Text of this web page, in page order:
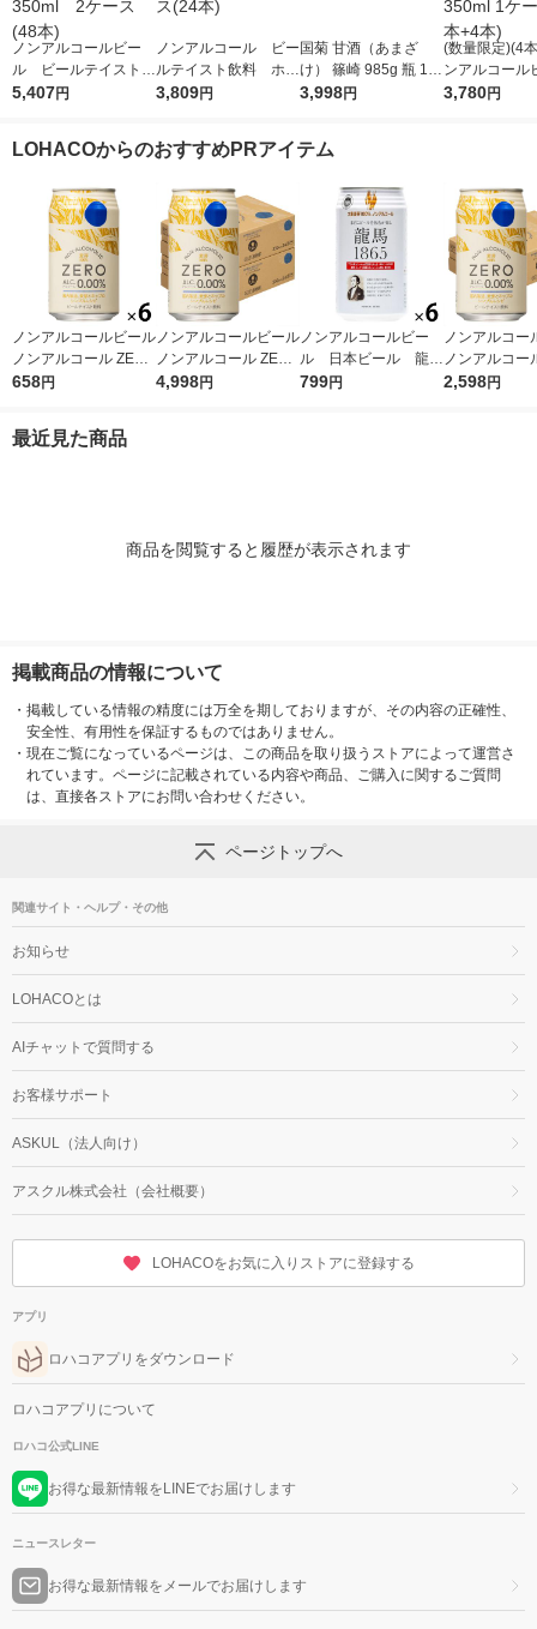
ノンアルコールビー
ル ビールテイスト飲
料 アサヒ ドライゼ
5,407円
ノンアルコール ビー
ルテイスト飲料 ホッ
ピー 330ml 1ケー
3,809円
国菊 甘酒（あまざ
け） 篠崎 985g 瓶 1箱
（6本）
3,998円
(数量限定)(4
ンアルコール
本格醸造 ラガ
3,780円
LOHACOからのおすすめPRアイテム
ノンアルコールビール
ノンアルコール ZERO
350ml 1セット(6本)
コ限定】 オリジナル
658円
ノンアルコールビール
ノンアルコール ZERO
缶 350ml 2ケース（4
4,998円
ノンアルコールビー
ル 日本ビール 龍馬
1865 350ml 1パッ
799円
ノンアルコー
ノンアルコー
缶 350ml 1ケ
2,598円
最近見た商品
商品を閲覧すると履歴が表示されます
掲載商品の情報について
・ 掲載している情報の精度には万全を期しておりますが、その内容の正確性、
安全性、有用性を保証するものではありません。
・ 現在ご覧になっているページは、この商品を取り扱うストアによって運営さ
れています。ページに記載されている内容や商品、ご購入に関するご質問
は、直接各ストアにお問い合わせください。
ページトップへ
関連サイト・ヘルプ・その他
お知らせ
LOHACOとは
AIチャットで質問する
お客様サポート
ASKUL（法人向け）
アスクル株式会社（会社概要）
LOHACOをお気に入りストアに登録する
アプリ
ロハコアプリをダウンロード
ロハコアプリについて
ロハコ公式LINE
お得な最新情報をLINEでお届けします
ニュースレター
お得な最新情報をメールでお届けします